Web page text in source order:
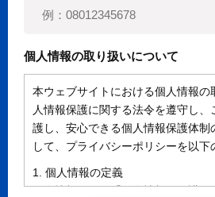
個人情報の取り扱いについて
本ウェブサイトにおける個人情報の
人情報保護に関する法令を遵守し
護し、安心できる個人情報保護体制
して、プライバシーポリシーを以下
1. 個人情報の定義
個人情報とは、「個人情報の保護に